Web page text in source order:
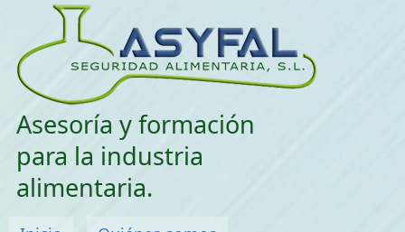
Asesoría y formación
para la industria
alimentaria.